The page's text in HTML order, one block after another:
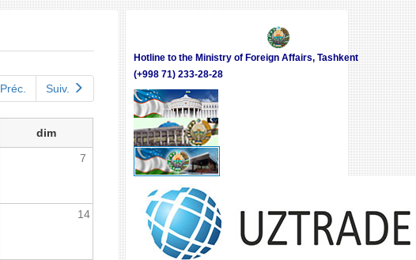
Préc. Suiv.
dim
7
14
Hotline to the Ministry of Foreign Affairs, Tashkent
(+998 71) 233-28-28